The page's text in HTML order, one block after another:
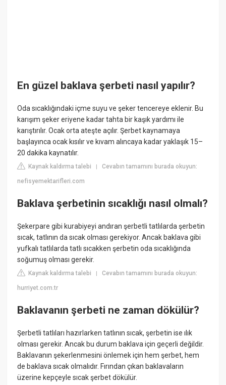
En güzel baklava şerbeti nasıl yapılır?
Oda sıcaklığındaki içme suyu ve şeker tencereye eklenir. Bu
karışım şeker eriyene kadar tahta bir kaşık yardımı ile
karıştırılır. Ocak orta ateşte açılır. Şerbet kaynamaya
başlayınca ocak kısılır ve kıvam alıncaya kadar yaklaşık 15–
20 dakika kaynatılır.
Kaynak kaldırma talebi |Cevabın tamamını burada okuyun:
nefisyemektarifleri.com
Baklava şerbetinin sıcaklığı nasıl olmalı?
Şekerpare gibi kurabiyeyi andıran şerbetli tatlılarda şerbetin
sıcak, tatlının da sıcak olması gerekiyor. Ancak baklava gibi
yufkalı tatlılarda tatlı sıcakken şerbetin oda sıcaklığında
soğumuş olması gerekir.
Kaynak kaldırma talebi |Cevabın tamamını burada okuyun:
hurriyet.com.tr
Baklavanın şerbeti ne zaman dökülür?
Şerbetli tatlıları hazırlarken tatlının sıcak, şerbetin ise ılık
olması gerekir. Ancak bu durum baklava için geçerli değildir.
Baklavanın şekerlenmesini önlemek için hem şerbet, hem
de baklava sıcak olmalıdır. Fırından çıkan baklavaların
üzerine kepçeyle sıcak şerbet dökülür.